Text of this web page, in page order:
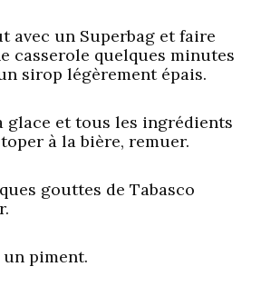
avec un Superbag et faire
casserole quelques minutes
sirop légèrement épais.
glace et tous les ingrédients
à la bière, remuer.
gouttes de Tabasco
piment.